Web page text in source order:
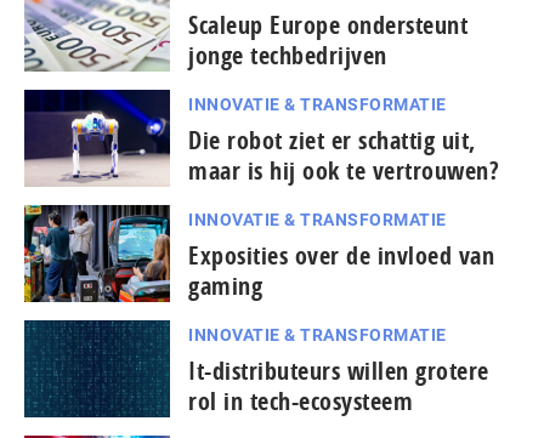
Scaleup Europe ondersteunt
jonge techbedrijven
INNOVATIE & TRANSFORMATIE
Die robot ziet er schattig uit,
maar is hij ook te vertrouwen?
INNOVATIE & TRANSFORMATIE
Exposities over de invloed van
gaming
INNOVATIE & TRANSFORMATIE
It-dis­tri­bu­teurs willen grotere
rol in tech-ecosysteem